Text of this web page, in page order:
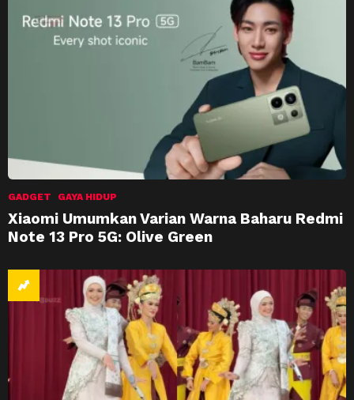
GADGET GAYA HIDUP
Xiaomi Umumkan Varian Warna Baharu Redmi
Note 13 Pro 5G: Olive Green